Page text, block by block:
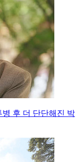
후 더 단단해진 박